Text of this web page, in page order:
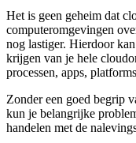
Het is geen geheim dat
computeromgevingen
nog lastiger. Hierdoor
krijgen van je hele
processen, apps,
Zonder een goed begrip
kun je belangrijke
handelen met de